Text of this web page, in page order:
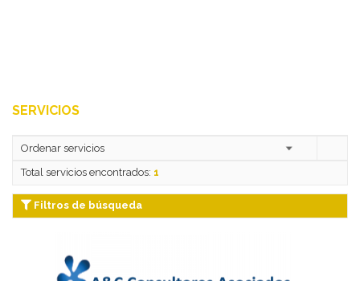
SERVICIOS
Total servicios encontrados: 1
Filtros de búsqueda